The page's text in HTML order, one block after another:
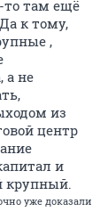
то там ещё
к тому,
,
а не
из
центр
и
крупный.
уже доказали